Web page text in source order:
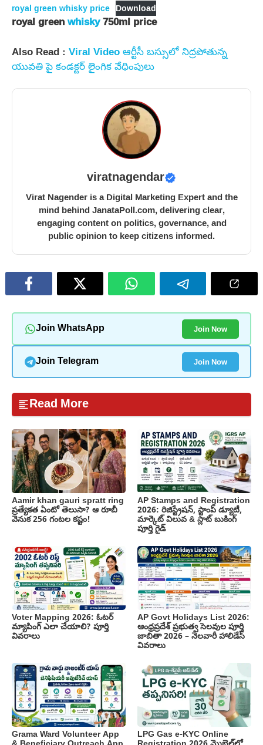
royal green whisky price Download
royal greenwhisky750ml price
Also Read : Viral Video ఆర్టీసీ బస్సులో నిద్రపోతున్న
యువతి పై కండక్టర్ లైంగిక వేధింపులు
viratnagendar
Virat Nagender is a Digital Marketing Expert and the
mind behind JanataPoll.com, delivering clear,
engaging content on politics, governance, and
public opinion to keep citizens informed.
Join WhatsApp Join Now
Join Telegram Join Now
Read More
Aamir khan gauri spratt ring
ప్రత్యేకత ఏంటో తెలుసా? ఆ రూబీ
వెనుక 256 గంటల కష్టం!
AP Stamps and Registration
2026: రిజిస్ట్రేషన్, స్టాంప్ డ్యూటీ,
మార్కెట్ విలువ & స్లాట్ బుకింగ్
పూర్తి గైడ్
Voter Mapping 2026: ఓటర్
మ్యాపింగ్ ఎలా చేయాలి? పూర్తి
వివరాలు
AP Govt Holidays List 2026:
ఆంధ్రప్రదేశ్ ప్రభుత్వ సెలవుల పూర్తి
జాబితా 2026 – నెలవారీ హాలిడేస్
వివరాలు
Grama Ward Volunteer App
LPG Gas e-KYC Online